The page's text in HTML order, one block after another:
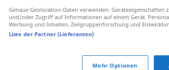
Antriebeiner
zuò mǒushì]
Genaue Geolocation-Daten verwenden.
und/oder Zugriff auf Informationen auf einem Gerät.
Werbung und Inhalten, Zielgruppenforschung und
Liste der Partner (Lieferanten)
Mehr Optionen